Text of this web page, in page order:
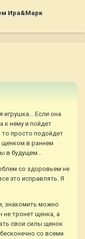
Ира&Марк
игрушка... Если она
к нему и пойдет
то просто подойдет
в раннем
в будущем...
со здоровьем не
это исправлять. Я
знакомить можно
не тронет щенка, а
свои силы щенок
со всеми